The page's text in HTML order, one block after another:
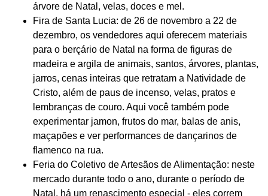
árvore de Natal, velas, doces e mel.
Fira de Santa Lucia: de 26 de novembro a 22 de
dezembro, os vendedores aqui oferecem materiais
para o berçário de Natal na forma de figuras de
madeira e argila de animais, santos, árvores, plantas,
jarros, cenas inteiras que retratam a Natividade de
Cristo, além de paus de incenso, velas, pratos e
lembranças de couro. Aqui você também pode
experimentar jamon, frutos do mar, balas de anis,
maçapões e ver performances de dançarinos de
flamenco na rua.
Feria do Coletivo de Artesãos de Alimentação: neste
mercado durante todo o ano, durante o período de
Natal, há um renascimento especial - eles correm